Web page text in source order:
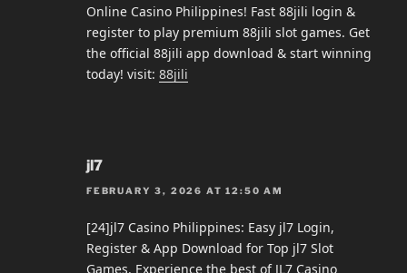
Online Casino Philippines! Fast 88jili login &
register to play premium 88jili slot games. Get
the official 88jili app download & start winning
today! visit: 88jili
jl7
FEBRUARY 3, 2026 AT 12:50 AM
[24]jl7 Casino Philippines: Easy jl7 Login,
Register & App Download for Top jl7 Slot
Games. Experience the best of JL7 Casino